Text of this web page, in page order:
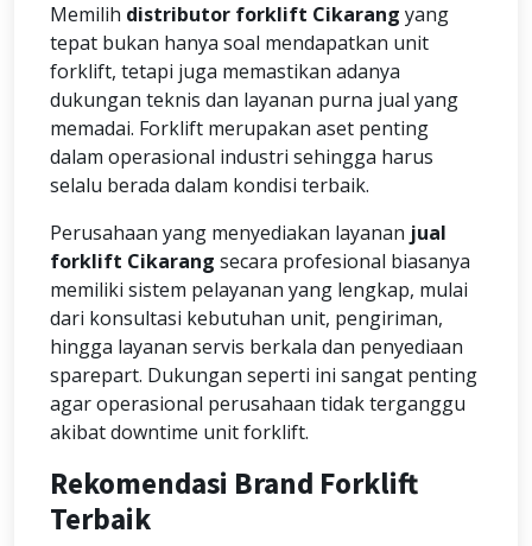
Memilih distributor forklift Cikarang yang
tepat bukan hanya soal mendapatkan unit
forklift, tetapi juga memastikan adanya
dukungan teknis dan layanan purna jual yang
memadai. Forklift merupakan aset penting
dalam operasional industri sehingga harus
selalu berada dalam kondisi terbaik.
Perusahaan yang menyediakan layanan jual
forklift Cikarang secara profesional biasanya
memiliki sistem pelayanan yang lengkap, mulai
dari konsultasi kebutuhan unit, pengiriman,
hingga layanan servis berkala dan penyediaan
sparepart. Dukungan seperti ini sangat penting
agar operasional perusahaan tidak terganggu
akibat downtime unit forklift.
Rekomendasi Brand Forklift
Terbaik